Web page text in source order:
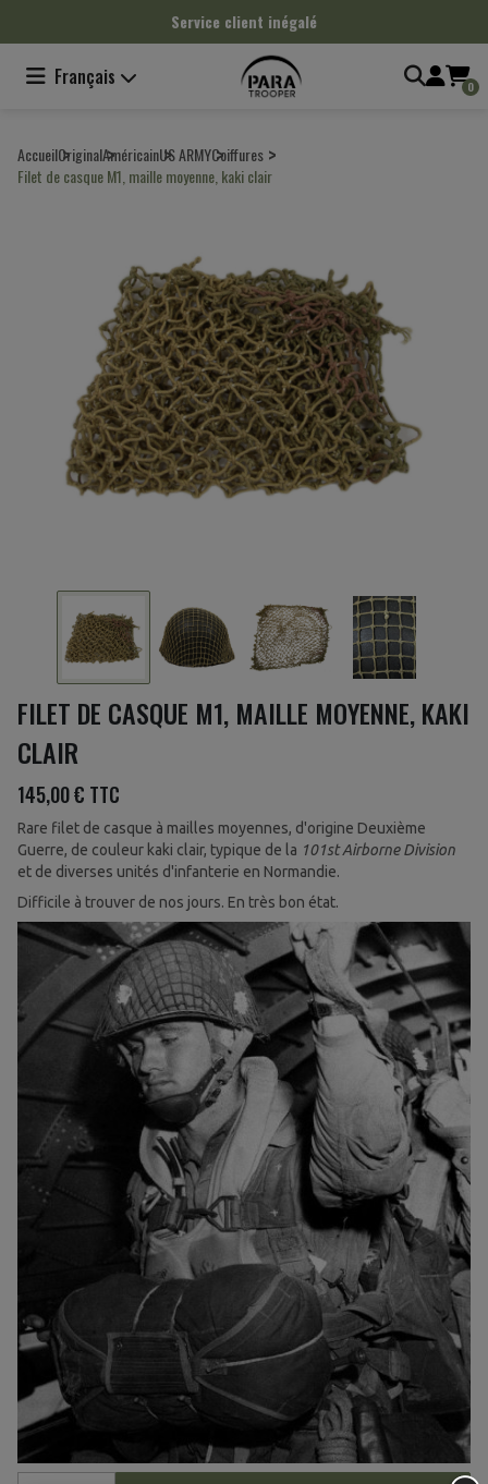
Service client inégalé
Français 0
AccueilOriginalAméricainUS ARMYCoiffures
Filet de casque M1, maille moyenne, kaki clair
FILET DE CASQUE M1, MAILLE MOYENNE, KAKI
CLAIR
145,00 € TTC
Rare filet de casque à mailles moyennes, d'origine Deuxième
Guerre, de couleur kaki clair, typique de la 101st Airborne Division
et de diverses unités d'infanterie en Normandie.
Difficile à trouver de nos jours. En très bon état.